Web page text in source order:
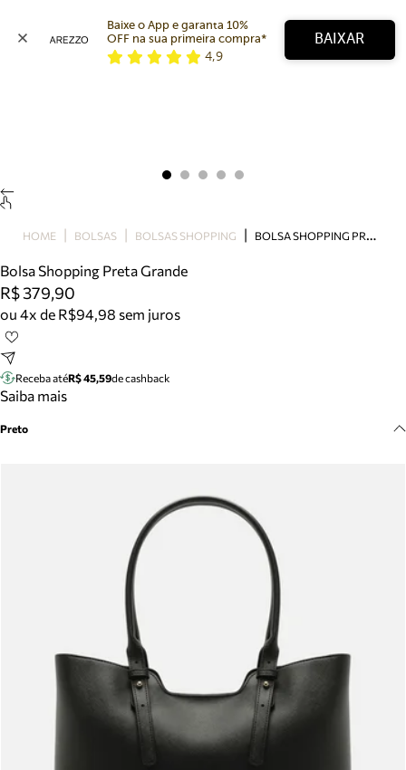
Bolsa
Tamanco
Tênis
Mule
Tire dúvidas sobre pedidos, devoluções e mais.
Baixe o App e garanta 10%
OFF na sua primeira compra*
4,9
BAIXAR
HOME BOLSAS BOLSAS SHOPPING B
OLSA SHOPPING PRETA GRANDE
Bolsa Shopping Preta Grande
R$ 379,90
ou 4x de R$94,98 sem juros
Receba atéR$ 45,59de cashback
Saiba mais
Preto